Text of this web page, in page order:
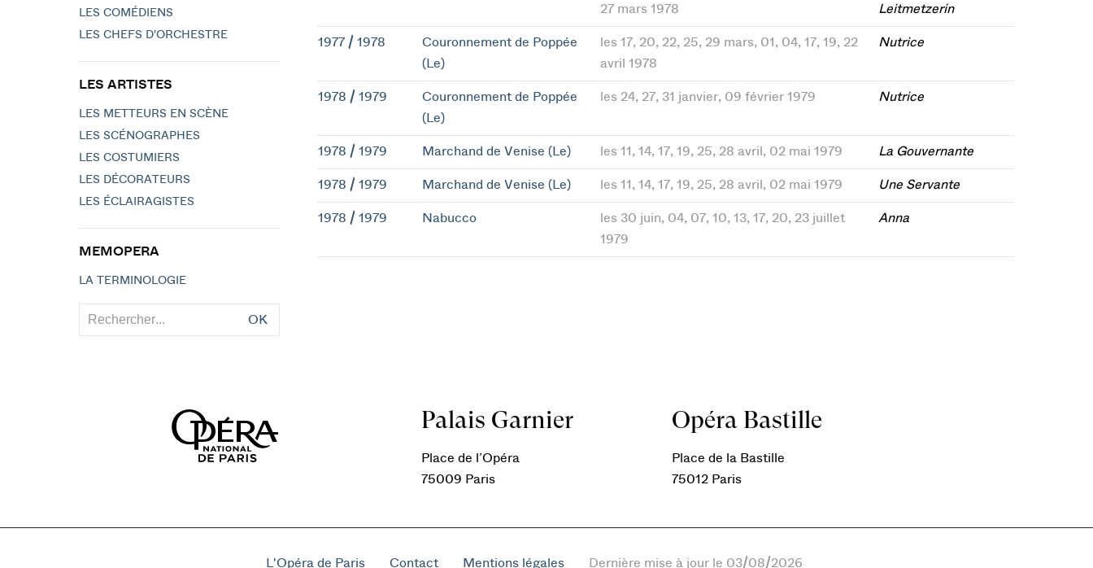
27 mars 1978
Leitmetzerin
1977 / 1978
Couronnement de Poppée
(Le)
les 17, 20, 22, 25, 29 mars, 01, 04, 17, 19, 22
avril 1978
Nutrice
1978 / 1979
Couronnement de Poppée
(Le)
les 24, 27, 31 janvier, 09 février 1979 Nutrice
1978 / 1979 Marchand de Venise (Le) les 11, 14, 17, 19, 25, 28 avril, 02 mai 1979 La Gouvernante
1978 / 1979 Marchand de Venise (Le) les 11, 14, 17, 19, 25, 28 avril, 02 mai 1979 Une Servante
1978 / 1979 Nabucco
les 30 juin, 04, 07, 10, 13, 17, 20, 23 juillet
1979
Anna
LES COMÉDIENS
LES CHEFS D'ORCHESTRE
LES ARTISTES
LES METTEURS EN SCÈNE
LES SCÉNOGRAPHES
LES COSTUMIERS
LES DÉCORATEURS
LES ÉCLAIRAGISTES
MEMOPERA
LA TERMINOLOGIE
OK
Palais Garnier
Place de l’Opéra
75009 Paris
Opéra Bastille
Place de la Bastille
75012 Paris
L'Opéra de Paris Contact Mentions légales Dernière mise à jour le 03/08/2026